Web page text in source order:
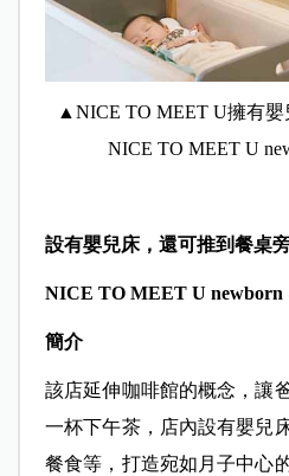
▲ NICE TO MEET U擁有嬰
NICE TO MEET U
設有嬰兒床，還可推到餐桌
NICE TO MEET U newborn
簡介
該店延伸咖啡館的概念，讓
一杯下午茶，店內設有嬰兒
餐食等，打造宛如月子中心